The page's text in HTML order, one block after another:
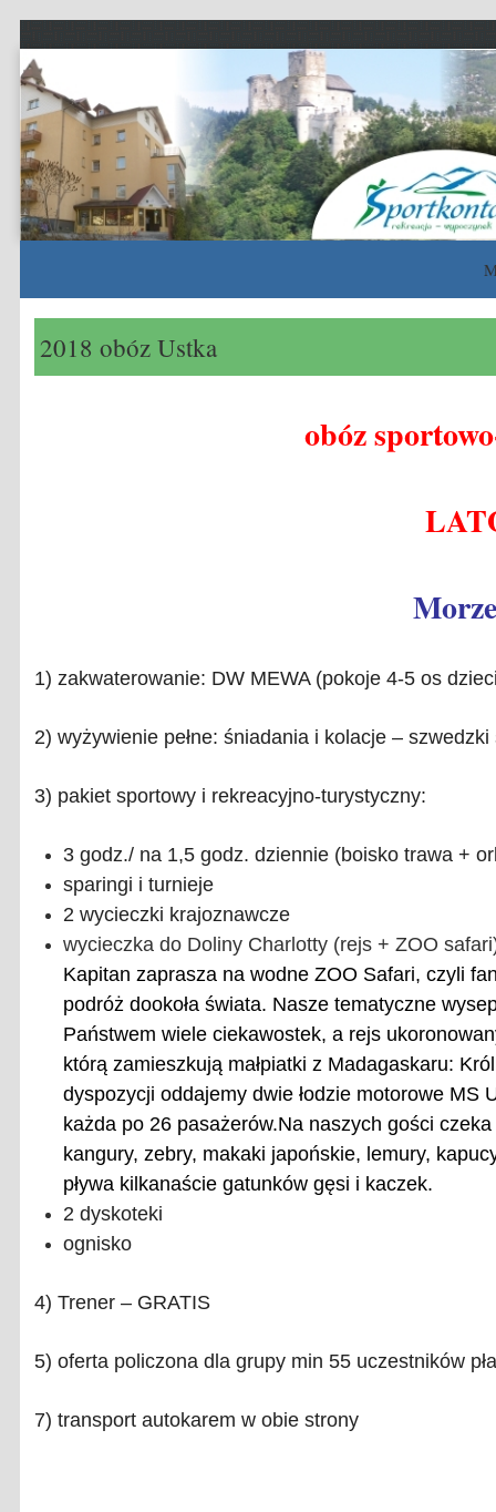
Sportkontakt
rekreacja – wypoczynek – sport
2018 obóz Ustka
obóz
Morze
1) zakwaterowanie: DW MEWA (pokoje 4-5 os
2) wyżywienie pełne: śniadania i kolacje – szwedzki
3) pakiet sportowy i rekreacyjno-turystyczny:
3 godz./ na 1,5 godz. dziennie (boisko trawa +
sparingi i turnieje
2 wycieczki krajoznawcze
wycieczka do Doliny Charlotty (rejs + ZOO
Kapitan zaprasza na wodne ZOO Safari, czyli
podróż dookoła świata. Nasze tematyczne
Państwem wiele ciekawostek, a rejs
którą zamieszkują małpiatki z Madagaskaru:
dyspozycji oddajemy dwie łodzie motorowe MS
każda po 26 pasażerów.Na naszych gości
kangury, zebry, makaki japońskie, lemury,
pływa kilkanaście gatunków gęsi i kaczek.
2 dyskoteki
ognisko
4) Trener – GRATIS
5) oferta policzona dla grupy min 55 uczestników
7) transport autokarem w obie strony